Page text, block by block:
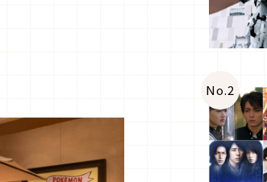
No.2